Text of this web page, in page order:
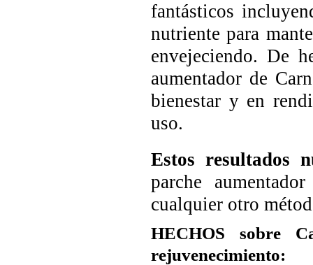
fantásticos
nutriente para
envejeciendo. De
aumentador de
bienestar y en
uso.
Estos resultados
parche
cualquier otro
HECHOS sobre
rejuvenecimiento: